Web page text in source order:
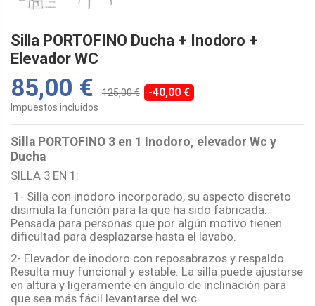
Silla PORTOFINO Ducha + Inodoro +
Elevador WC
85,00 € 125,00 € -40,00 €
Impuestos incluidos
Silla PORTOFINO 3 en 1 Inodoro, elevador Wc y
Ducha
SILLA 3 EN 1:
1- Silla con inodoro incorporado, su aspecto discreto
disimula la función para la que ha sido fabricada.
Pensada para personas que por algún motivo tienen
dificultad para desplazarse hasta el lavabo.
2- Elevador de inodoro con reposabrazos y respaldo.
Resulta muy funcional y estable. La silla puede ajustarse
en altura y ligeramente en ángulo de inclinación para
que sea más fácil levantarse del wc.